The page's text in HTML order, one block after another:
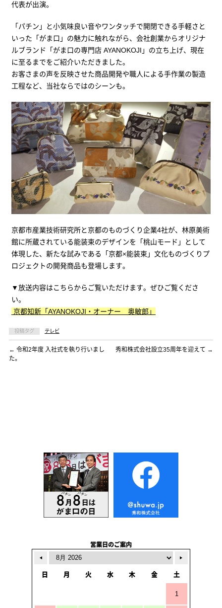
代表が出演。
「パチン」と小気味良い音やワンタッチで開閉できる手軽さと
いった「がま口」の魅力に触れながら、会社創業からオリジナ
ルブランド「がま口の専門店 AYANOKOJI」の立ち上げ、現在
に至るまでをご紹介いただきました。
お客さまの声を反映させた商品開発や職人による手作業の製造
工程など、当社ならではのシーンも。
京都市産業技術研究所と京都のものづくり企業4社が、林原美術
館に所蔵されている能装束のデザインを「桃山モード」として
体現した、新たな試みである「京都×能装束」文化ものづくりプ
ロジェクトの開発商品も登場します。
▼放送内容はこちらからご覧いただけます。ぜひご覧くださ
い。
京都知新「AYANOKOJI・オーナー 奥敏郎」
投稿タグ テレビ
← 令和2年度 入社式を執り行いまし
た。
秀和株式会社設立35周年を迎えて →
営業日のご案内
日 月 火 水 木 金 土
1